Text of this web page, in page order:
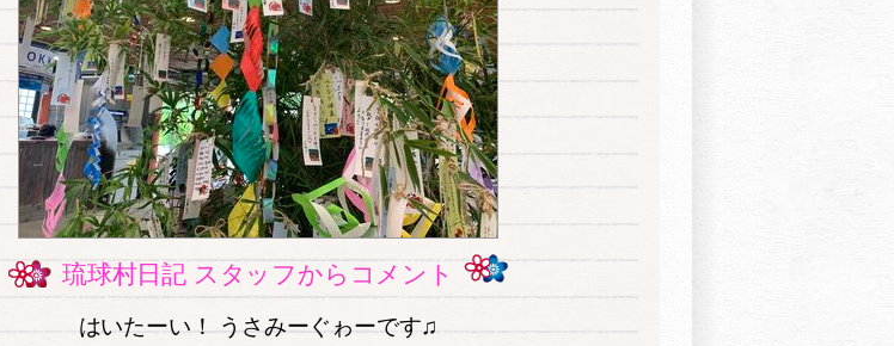
琉球村日記 スタッフからコメント
はいたーい！ うさみーぐゎーです♫